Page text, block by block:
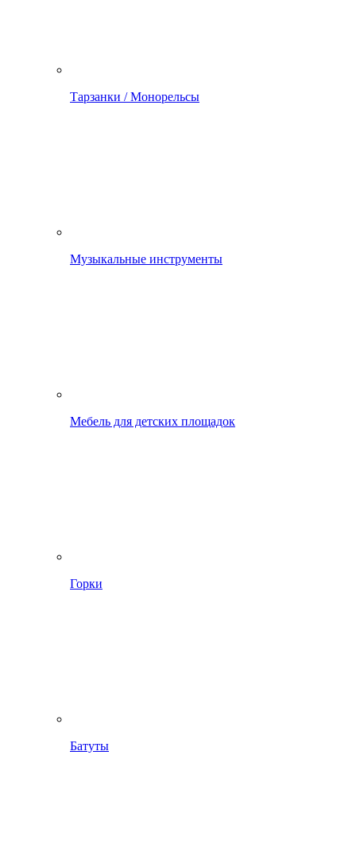
Тарзанки / Монорельсы
Музыкальные инструменты
Мебель для детских площадок
Горки
Батуты